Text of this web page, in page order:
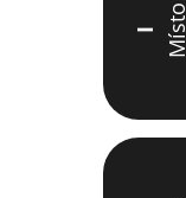
I Místo